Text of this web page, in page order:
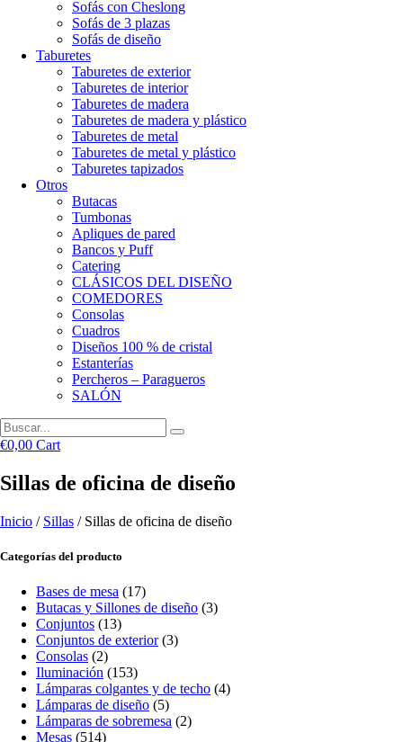
Sofás con Cheslong
Sofás de 3 plazas
Sofás de diseño
Taburetes
Taburetes de exterior
Taburetes de interior
Taburetes de madera
Taburetes de madera y plástico
Taburetes de metal
Taburetes de metal y plástico
Taburetes tapizados
Otros
Butacas
Tumbonas
Apliques de pared
Bancos y Puff
Catering
CLÁSICOS DEL DISEÑO
COMEDORES
Consolas
Cuadros
Diseños 100 % de cristal
Estanterías
Percheros – Paragueros
SALÓN
€0,00 Cart
Sillas de oficina de diseño
Inicio / Sillas / Sillas de oficina de diseño
Categorías del producto
Bases de mesa (17)
Butacas y Sillones de diseño (3)
Conjuntos (13)
Conjuntos de exterior (3)
Consolas (2)
Iluminación (153)
Lámparas colgantes y de techo (4)
Lámparas de diseño (5)
Lámparas de sobremesa (2)
Mesas (514)